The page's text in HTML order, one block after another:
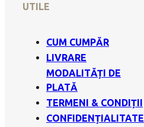
UTILE
CUM CUMPĂR
LIVRARE
MODALITĂȚI DE
PLATĂ
TERMENI & CONDIȚII
CONFIDENȚIALITATE